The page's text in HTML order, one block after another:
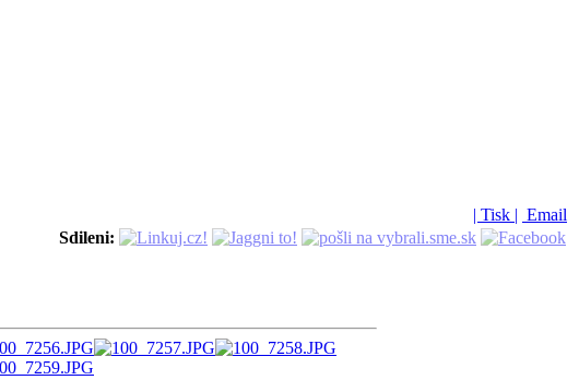
| Tisk | Email
Sdileni: